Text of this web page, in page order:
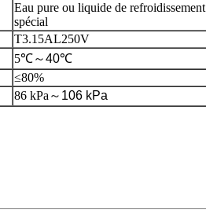
Eau pure ou liquide de refroidissement
spécial
T3.15AL250V
5℃～40℃
≤80%
86 kPa～ 106 kPa